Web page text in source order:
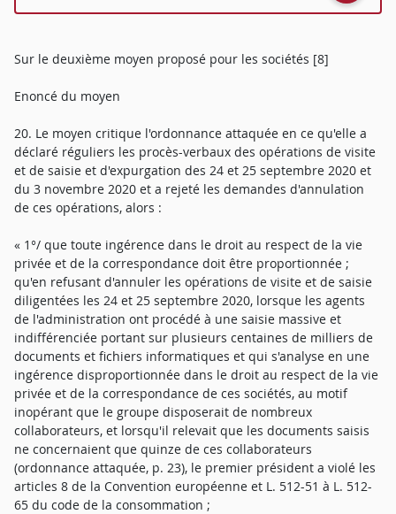
Sur le deuxième moyen proposé pour les sociétés [8]
Enoncé du moyen
20. Le moyen critique l'ordonnance attaquée en ce qu'elle a
déclaré réguliers les procès-verbaux des opérations de visite
et de saisie et d'expurgation des 24 et 25 septembre 2020 et
du 3 novembre 2020 et a rejeté les demandes d'annulation
de ces opérations, alors :
« 1°/ que toute ingérence dans le droit au respect de la vie
privée et de la correspondance doit être proportionnée ;
qu'en refusant d'annuler les opérations de visite et de saisie
diligentées les 24 et 25 septembre 2020, lorsque les agents
de l'administration ont procédé à une saisie massive et
indifférenciée portant sur plusieurs centaines de milliers de
documents et fichiers informatiques et qui s'analyse en une
ingérence disproportionnée dans le droit au respect de la vie
privée et de la correspondance de ces sociétés, au motif
inopérant que le groupe disposerait de nombreux
collaborateurs, et lorsqu'il relevait que les documents saisis
ne concernaient que quinze de ces collaborateurs
(ordonnance attaquée, p. 23), le premier président a violé les
articles 8 de la Convention européenne et L. 512-51 à L. 512-
65 du code de la consommation ;